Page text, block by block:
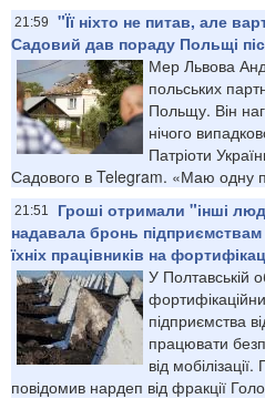
21:59
"Її ніхто не питав, але
Садовий дав пораду Польщі
Мер Львова
польських
Польщу. Він
нічого
Патріоти
Садового в Telegram. «Маю одну
21:51
Гроші отримали "інші
надавала бронь
їхніх працівників на
У Полтавській
підприємства
працювати
від
повідомив нардеп від фракції